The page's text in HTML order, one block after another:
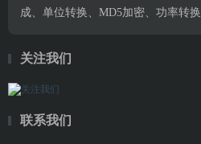
成、单位转换、MD5加密、功率转
关注我们
联系我们